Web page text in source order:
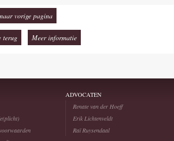
vorige pagina
terug Meer informatie
ADVOCATEN
Renate van der Hoeff
Erik Lichtenveldt
Raï Ruysendaal